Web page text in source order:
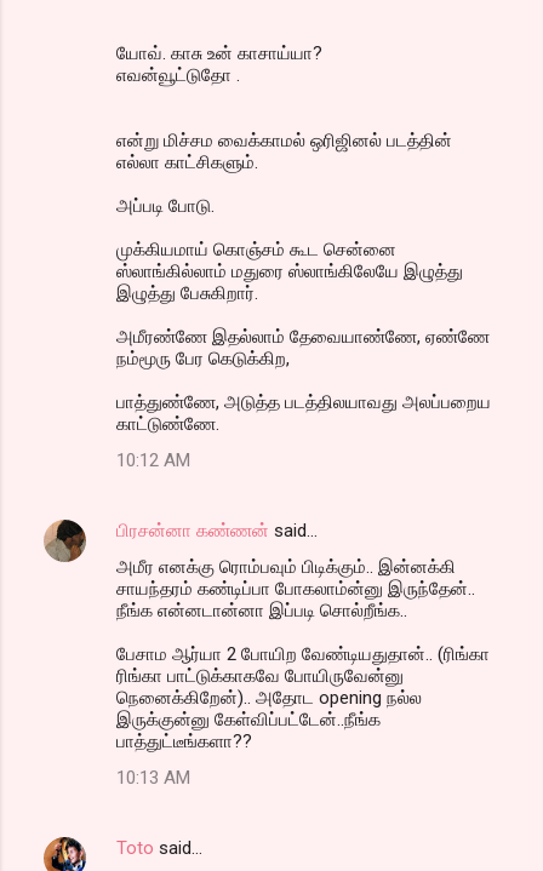
யோவ். காசு உன் காசாய்யா?
எவன்வூட்டுதோ .
என்று மிச்சம வைக்காமல் ஒரிஜினல் படத்தின்
எல்லா காட்சிகளும்.
அப்படி போடு.
முக்கியமாய் கொஞ்சம் கூட சென்னை
ஸ்லாங்கில்லாம் மதுரை ஸ்லாங்கிலேயே இழுத்து
இழுத்து பேசுகிறார்.
அமீரண்ணே இதல்லாம் தேவையாண்ணே, ஏண்ணே
நம்மூரு பேர கெடுக்கிற,
பாத்துண்ணே, அடுத்த படத்திலயாவது அலப்பறைய
காட்டுண்ணே.
10:12 AM
பிரசன்னா கண்ணன் said…
அமீர எனக்கு ரொம்பவும் பிடிக்கும்.. இன்னக்கி
சாயந்தரம் கண்டிப்பா போகலாம்ன்னு இருந்தேன்..
நீங்க என்னடான்னா இப்படி சொல்றீங்க..
பேசாம ஆர்யா 2 போயிற வேண்டியதுதான்.. (ரிங்கா
ரிங்கா பாட்டுக்காகவே போயிருவேன்னு
நெனைக்கிறேன்).. அதோட opening நல்ல
இருக்குன்னு கேள்விப்பட்டேன்..நீங்க
பாத்துட்டீங்களா??
10:13 AM
Toto said…